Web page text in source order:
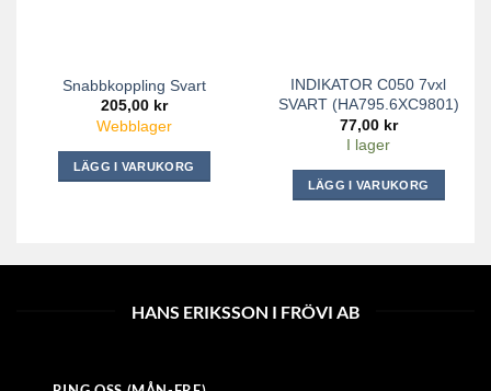
Snabbkoppling Svart
205,00 kr
Webblager
LÄGG I VARUKORG
INDIKATOR C050 7vxl
SVART (HA795.6XC9801)
77,00 kr
I lager
LÄGG I VARUKORG
HANS ERIKSSON I FRÖVI AB